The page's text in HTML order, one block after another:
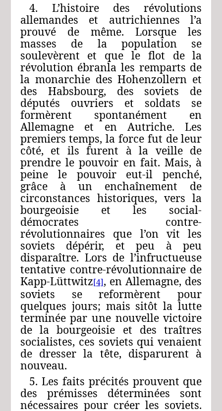
4. L’histoire des révolutions
allemandes et autrichiennes l’a
prouvé de même. Lorsque les
masses de la population se
soulevèrent et que le flot de la
révolution ébranla les remparts de
la monarchie des Hohenzollern et
des Habsbourg, des soviets de
députés ouvriers et soldats se
formèrent spontanément en
Allemagne et en Autriche. Les
premiers temps, la force fut de leur
côté, et ils furent à la veille de
prendre le pouvoir en fait. Mais, à
peine le pouvoir eut-il penché,
grâce à un enchaînement de
circonstances historiques, vers la
bourgeoisie et les social-
démocrates contre-
révolutionnaires que l’on vit les
soviets dépérir, et peu à peu
disparaître. Lors de l’infructueuse
tentative contre-révolutionnaire de
Kapp-Lüttwitz[4], en Allemagne, des
soviets se reformèrent pour
quelques jours; mais sitôt la lutte
terminée par une nouvelle victoire
de la bourgeoisie et des traîtres
socialistes, ces soviets qui venaient
de dresser la tête, disparurent à
nouveau.
5. Les faits précités prouvent que
des prémisses déterminées sont
nécessaires pour créer les soviets.